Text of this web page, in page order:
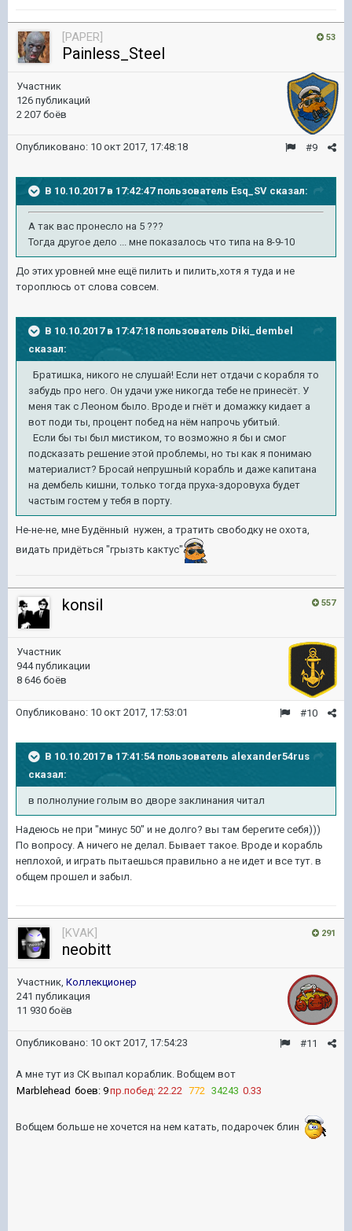
53
[PAPER]
Painless_Steel
Участник
126 публикаций
2 207 боёв
#9
Опубликовано: 10 окт 2017, 17:48:18
В 10.10.2017 в 17:42:47 пользователь Esq_SV сказал:
А так вас пронесло на 5 ???
Тогда другое дело ... мне показалось что типа на 8-9-10
До этих уровней мне ещё пилить и пилить,хотя я туда и не
тороплюсь от слова совсем.
В 10.10.2017 в 17:47:18 пользователь Diki_dembel
сказал:
Братишка, никого не слушай! Если нет отдачи с корабля то
забудь про него. Он удачи уже никогда тебе не принесёт. У
меня так с Леоном было. Вроде и гнёт и домажку кидает а
вот поди ты, процент побед на нём напрочь убитый.
Если бы ты был мистиком, то возможно я бы и смог
подсказать решение этой проблемы, но ты как я понимаю
материалист? Бросай непрушный корабль и даже капитана
на дембель кишни, только тогда пруха-здоровуха будет
частым гостем у тебя в порту.
Не-не-не, мне Будённый нужен, а тратить свободку не охота,
видать придёться "грызть кактус"
557
konsil
Участник
944 публикации
8 646 боёв
#10
Опубликовано: 10 окт 2017, 17:53:01
В 10.10.2017 в 17:41:54 пользователь alexander54rus
сказал:
в полнолуние голым во дворе заклинания читал
Надеюсь не при "минус 50" и не долго? вы там берегите себя)))
По вопросу. А ничего не делал. Бывает такое. Вроде и корабль
неплохой, и играть пытаешься правильно а не идет и все тут. в
общем прошел и забыл.
291
[KVAK]
neobitt
Участник, Коллекционер
241 публикация
11 930 боёв
#11
Опубликовано: 10 окт 2017, 17:54:23
А мне тут из СК выпал кораблик. Вобщем вот
Marblehead боев: 9пр.побед: 22.22 772 34243 0.33
Вобщем больше не хочется на нем катать, подарочек блин